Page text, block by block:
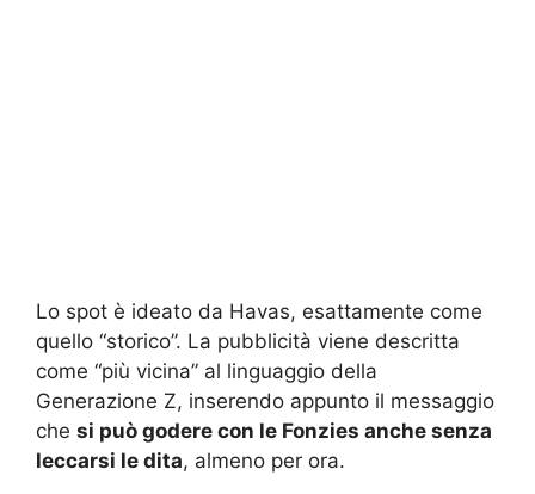
Lo spot è ideato da Havas, esattamente come
quello “storico”. La pubblicità viene descritta
come “più vicina” al linguaggio della
Generazione Z, inserendo appunto il messaggio
che si può godere con le Fonzies anche senza
leccarsi le dita, almeno per ora.